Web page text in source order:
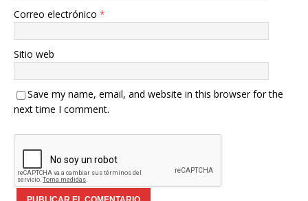
Correo electrónico *
Sitio web
Save my name, email, and website in this browser for the
next time I comment.